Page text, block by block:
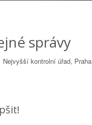
správy
Nejvyšší kontrolní úřad, Praha